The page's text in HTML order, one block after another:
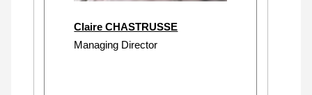
Claire CHASTRUSSE
Managing Director